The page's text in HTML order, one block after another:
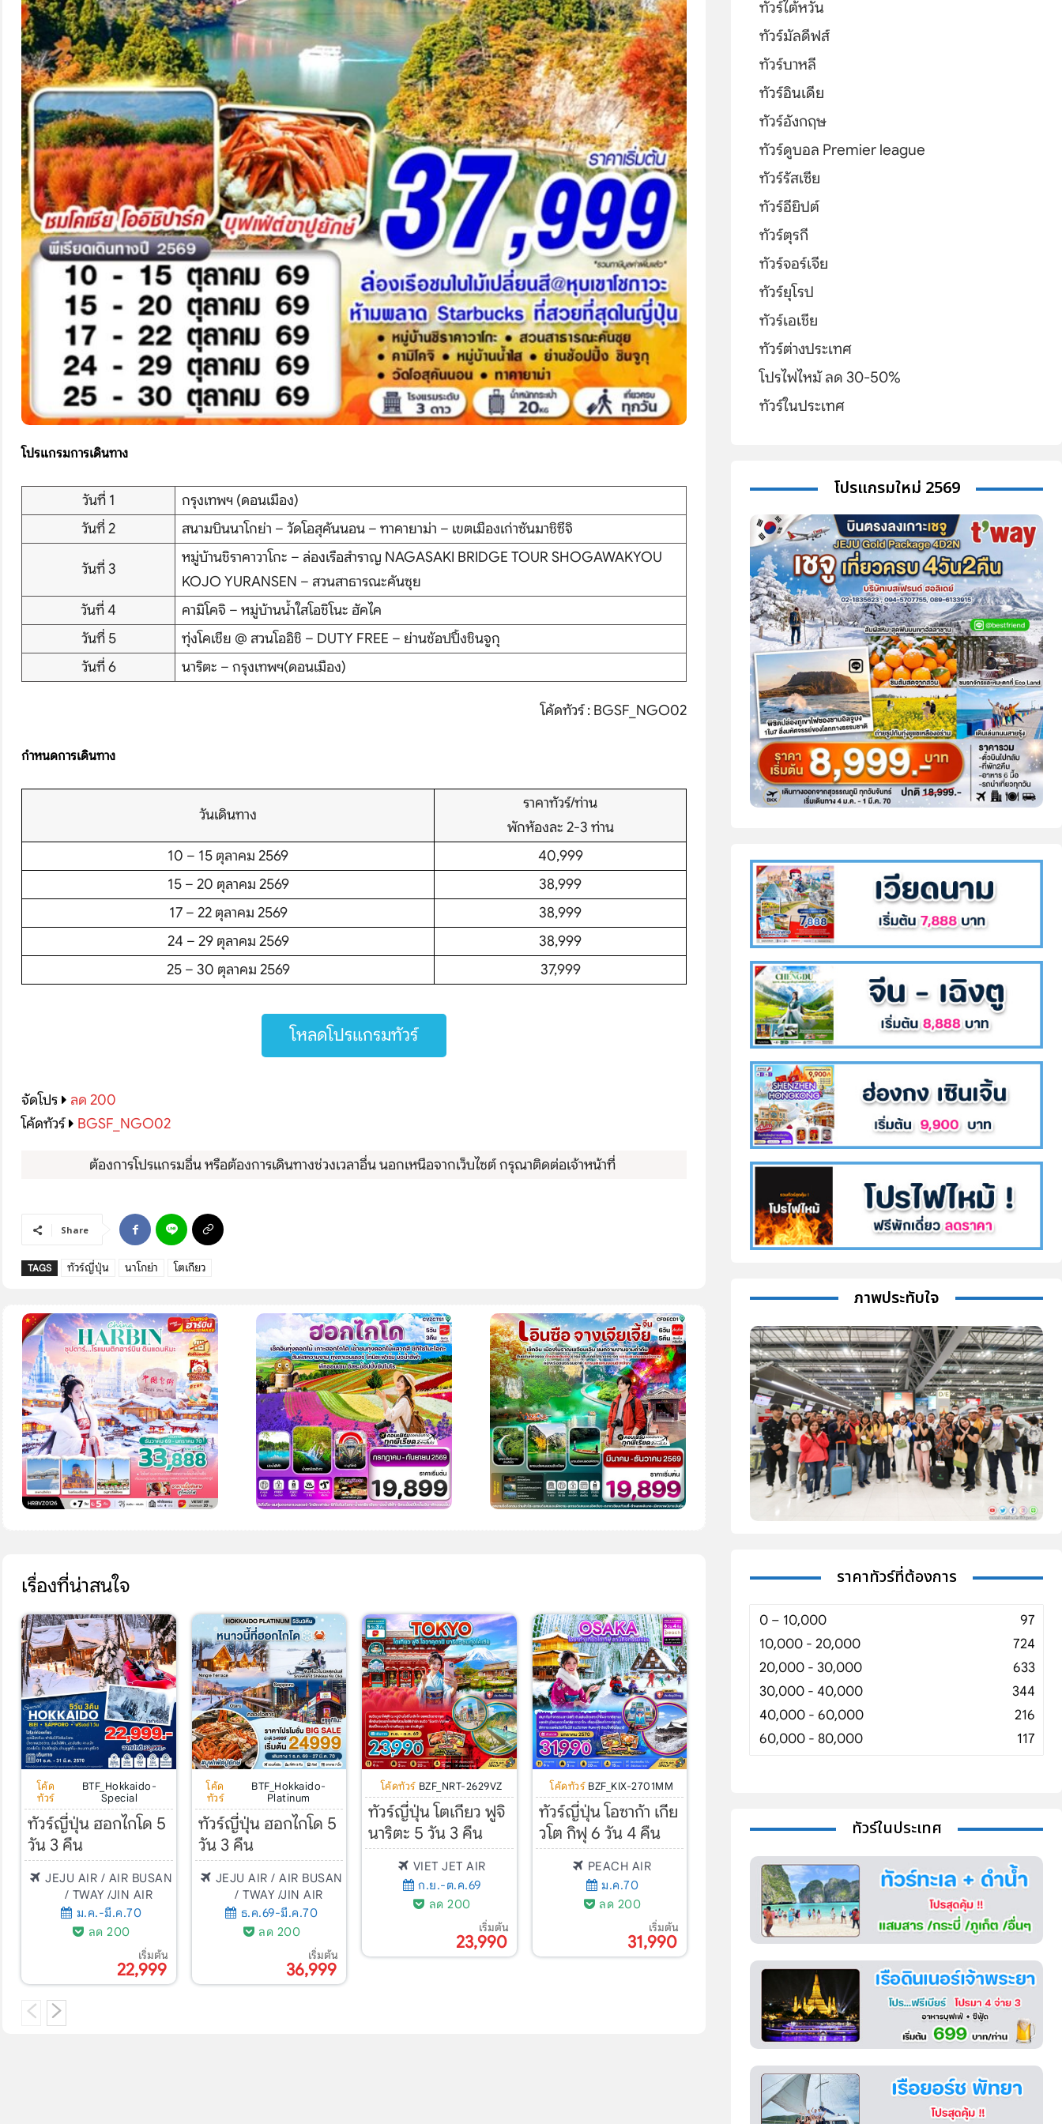
บริษัทเบสเฟรนด์ ฮอลิเดย์
เส้นทางที่ต้องการ
Share
หน้าแรก
ทัวร์ต่างประเทศ
ทัวร์ในประเทศ
จัดกรุ๊ปในประเทศ
บริการอื่นๆ
ติดต่อเรา
Search
โปรแกรมการเดินทาง
วันที่ 1
กรุงเทพฯ (ดอนเมือง)
วันที่ 2
สนามบินนาโกย่า – วัดโอสุคันนอน – ทาคายาม่า – เขตเมืองเก่าซันมาชิซึจิ
วันที่ 3
หมู่บ้านชิราคาวาโกะ – ล่องเรือสำราญ NAGASAKI BRIDGE TOUR SHOGAWAKYOU
KOJO YURANSEN – สวนสาธารณะคันซุย
วันที่ 4
คามิโคจิ – หมู่บ้านน้ำใสโอชิโนะ ฮัคไค
วันที่ 5
ทุ่งโคเชีย @ สวนโออิชิ – DUTY FREE – ย่านช้อปปิ้งชินจูกุ
วันที่ 6
นาริตะ – กรุงเทพฯ(ดอนเมือง)
โค้ดทัวร์ : BGSF_NGO02
กำหนดการเดินทาง
วันเดินทาง
ราคาทัวร์/ท่าน
พักห้องละ 2-3 ท่าน
10 – 15 ตุลาคม 2569
40,999
15 – 20 ตุลาคม 2569
38,999
17 – 22 ตุลาคม 2569
38,999
24 – 29 ตุลาคม 2569
38,999
25 – 30 ตุลาคม 2569
37,999
โหลดโปรแกรมทัวร์
จัดโปร
ลด 200
โค้ดทัวร์
BGSF_NGO02
ต้องการโปรแกรมอื่น หรือต้องการเดินทางช่วงเวลาอื่น นอกเหนือจากเว็บไซต์ กรุณาติดต่อเจ้าหน้าที่
Share
TAGS ทัวร์ญี่ปุ่น นาโกย่า โตเกียว
เรื่องที่น่าสนใจ
โค้ด
ทัวร์
BTF_Hokkaido-
Special
ทัวร์ญี่ปุ่น ฮอกไกโด 5
วัน 3 คืน
JEJU AIR / AIR BUSAN
/ TWAY /JIN AIR
ม.ค.-มี.ค.70
ลด 200
เริ่มต้น
22,999
โค้ด
ทัวร์
BTF_Hokkaido-
Platinum
ทัวร์ญี่ปุ่น ฮอกไกโด 5
วัน 3 คืน
JEJU AIR / AIR BUSAN
/ TWAY /JIN AIR
ธ.ค.69-มี.ค.70
ลด 200
เริ่มต้น
36,999
โค้ดทัวร์ BZF_NRT-2629VZ
ทัวร์ญี่ปุ่น โตเกียว ฟูจิ
นาริตะ 5 วัน 3 คืน
VIET JET AIR
ก.ย.-ต.ค.69
ลด 200
เริ่มต้น
23,990
โค้ดทัวร์ BZF_KIX-2701MM
ทัวร์ญี่ปุ่น โอซาก้า เกีย
วโต กิฟุ 6 วัน 4 คืน
PEACH AIR
ม.ค.70
ลด 200
เริ่มต้น
31,990
ทัวร์ไต้หวัน
ทัวร์มัลดีฟส์
ทัวร์บาหลี
ทัวร์อินเดีย
ทัวร์อังกฤษ
ทัวร์ดูบอล Premier league
ทัวร์รัสเซีย
ทัวร์อียิปต์
ทัวร์ตุรกี
ทัวร์จอร์เจีย
ทัวร์ยุโรป
ทัวร์เอเชีย
ทัวร์ต่างประเทศ
โปรไฟไหม้ ลด 30-50%
ทัวร์ในประเทศ
โปรแกรมใหม่ 2569
ภาพประทับใจ
ราคาทัวร์ที่ต้องการ
0 – 10,000
97
10,000 - 20,000
724
20,000 - 30,000
633
30,000 - 40,000
344
40,000 - 60,000
216
60,000 - 80,000
117
ทัวร์ในประเทศ